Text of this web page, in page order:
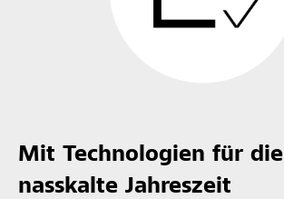
Mit Technologien für die
nasskalte Jahreszeit